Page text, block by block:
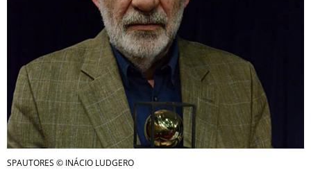
SPAUTORES © INÁCIO LUDGERO